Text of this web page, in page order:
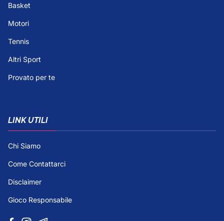
Basket
Motori
Tennis
Altri Sport
Provato per te
LINK UTILI
Chi Siamo
Come Contattarci
Disclaimer
Gioco Responsabile